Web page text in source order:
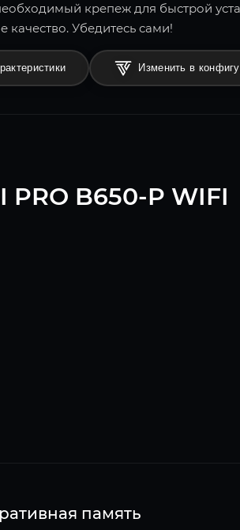
крепеж для быстрой
качество. Убедитесь сами!
Изменить в
PRO B650-P WIFI
память